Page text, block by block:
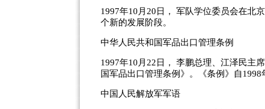
1997年10月20日， 军队学位委员会在北
个新的发展阶段。
中华人民共和国军品出口管理条例
1997年10月22日， 李鹏总理、江泽民主
国军品出口管理条例》。《条例》自
中国人民解放军军语